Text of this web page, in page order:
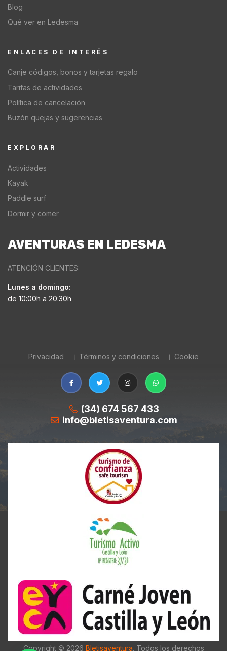
Blog
Qué ver en Ledesma
EXPLORAR
Actividades
Kayak
Paddle surf
Dormir y comer
ENLACES DE INTERÉS
Canje códigos, bonos y tarjetas regalo
Tarifas de actividades
Política de cancelación
Buzón quejas y sugerencias
AVENTURAS EN LEDESMA
ATENCIÓN CLIENTES:
Lunes a domingo:
de 10:00h a 20:30h
Privacidad Términos y condiciones Cookie
(34) 674 567 433
info@bletisaventura.com
Copyright © 2026 Bletisaventura. Todos los derechos